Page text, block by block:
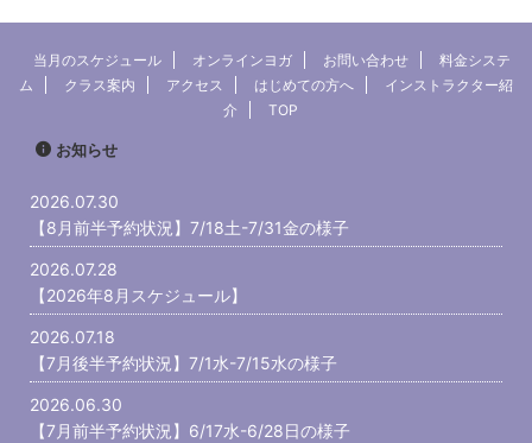
グやインスタをみ
るマイナーなスタ
元気に年をと ...
ていただきます。早めに予約を入れて
定作業7/17（金）15:30プライベート
【予約済】7/18（土）10:3 ...
た次
グ)よ
ら→
当月のスケジュール オンラインヨガ お問い合わせ
料金システ
ム
クラス案内 アクセス はじめての方へ
インストラクター紹
介
TOP
お知らせ
2026.07.30
【8月前半予約状況】7/18土-7/31金の様子
2026.07.28
【2026年8月スケジュール】
2026.07.18
【7月後半予約状況】7/1水-7/15水の様子
2026.06.30
【7月前半予約状況】6/17水-6/28日の様子